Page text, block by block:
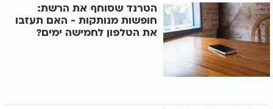
הטרנד שסוחף את הרשת:
חופשות מנותקות - האם תעזבו
את הטלפון לחמישה ימים?